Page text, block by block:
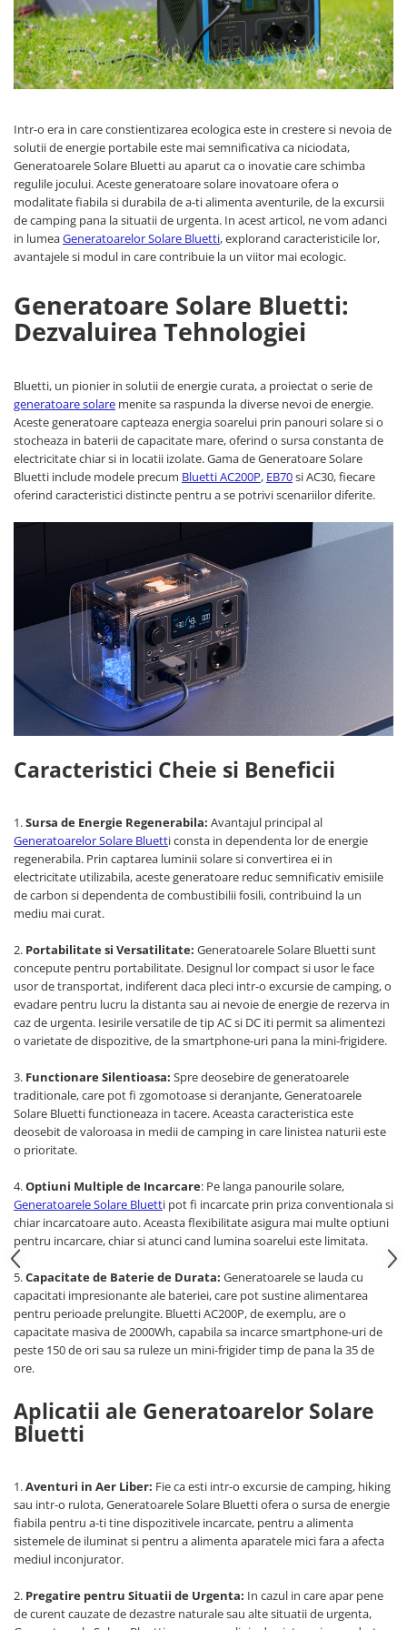
Oscal
Xtorm
Vezi toate statiile
Accesorii Statii de Alimentare
Cauta dupa capacitate
Pana in 1000W
Intre 1000-2000W
Intre 2000-3000W
Peste 3000W
Cauta dupa marca
EcoFlow
Anker
Oscal
Toate generatoarele
Panouri Solare Pliabile
Cauta dupa marca
Bluetti
EcoFlow
Pecron
Toate panourile portabile
Kituri solare pentru balcon
Frigidere Portabile
Componente Fotovoltaice
Incarcatoare solare MPPT
Interfete si cabluri
Cabluri panouri fotovoltaice
Cabluri pentru echipamente
fotovoltaice
Protectii si izolatoare de baterii
Accesorii
Monitorizare si control
Convertoare DC - DC
Invertoare Off-grid
Incarcatoare de retea
Acumulatori de stocare
Componente sisteme de balcon
Iluminat solar
Acumulatori
Acumulatori Standard Plumb
Acumulatori Litiu
Acumulatori Gel
Acumulatori Moto
Electronice
Invertoare Tensiune
Roboti Pornire Auto
Statii de incarcare vehicule
UPS Centrale Termice
Scule si aparate
Instrumente de masura
Anemometre
Clampmetre
Multimetre Portabile
Intr-o era in care constientizarea ecologica este in crestere si nevoia de
solutii de energie portabile este mai semnificativa ca niciodata,
Generatoarele Solare Bluetti au aparut ca o inovatie care schimba
regulile jocului. Aceste generatoare solare inovatoare ofera o
modalitate fiabila si durabila de a-ti alimenta aventurile, de la excursii
de camping pana la situatii de urgenta. In acest articol, ne vom adanci
in lumeaGeneratoarelor Solare Bluetti, explorand caracteristicile lor,
avantajele si modul in care contribuie la un viitor mai ecologic.
Generatoare Solare Bluetti:
Dezvaluirea Tehnologiei
Bluetti, un pionier in solutii de energie curata, a proiectat o serie de
generatoare solare menite sa raspunda la diverse nevoi de energie.
Aceste generatoare capteaza energia soarelui prin panouri solare si o
stocheaza in baterii de capacitate mare, oferind o sursa constanta de
electricitate chiar si in locatii izolate. Gama de Generatoare Solare
Bluetti include modele precum Bluetti AC200P, EB70si AC30, fiecare
oferind caracteristici distincte pentru a se potrivi scenariilor diferite.
Caracteristici Cheie si Beneficii
1.Sursa de Energie Regenerabila: Avantajul principal al
Generatoarelor Solare Bluetti consta in dependenta lor de energie
regenerabila. Prin captarea luminii solare si convertirea ei in
electricitate utilizabila, aceste generatoare reduc semnificativ emisiile
de carbon si dependenta de combustibilii fosili, contribuind la un
mediu mai curat.
2. Portabilitate si Versatilitate: Generatoarele Solare Bluetti sunt
concepute pentru portabilitate. Designul lor compact si usor le face
usor de transportat, indiferent daca pleci intr-o excursie de camping, o
evadare pentru lucru la distanta sau ai nevoie de energie de rezerva in
caz de urgenta. Iesirile versatile de tip AC si DC iti permit sa alimentezi
o varietate de dispozitive, de la smartphone-uri pana la mini-frigidere.
3. Functionare Silentioasa: Spre deosebire de generatoarele
traditionale, care pot fi zgomotoase si deranjante, Generatoarele
Solare Bluetti functioneaza in tacere. Aceasta caracteristica este
deosebit de valoroasa in medii de camping in care linistea naturii este
o prioritate.
4.Optiuni Multiple de Incarcare: Pe langa panourile solare,
Generatoarele Solare Bluetti pot fi incarcate prin priza conventionala si
chiar incarcatoare auto. Aceasta flexibilitate asigura mai multe optiuni
pentru incarcare, chiar si atunci cand lumina soarelui este limitata.
5.Capacitate de Baterie de Durata: Generatoarele se lauda cu
capacitati impresionante ale bateriei, care pot sustine alimentarea
pentru perioade prelungite. Bluetti AC200P, de exemplu, are o
capacitate masiva de 2000Wh, capabila sa incarce smartphone-uri de
peste 150 de ori sau sa ruleze un mini-frigider timp de pana la 35 de
ore.
Aplicatii ale Generatoarelor Solare
Bluetti
1.Aventuri in Aer Liber: Fie ca esti intr-o excursie de camping, hiking
sau intr-o rulota, Generatoarele Solare Bluetti ofera o sursa de energie
fiabila pentru a-ti tine dispozitivele incarcate, pentru a alimenta
sistemele de iluminat si pentru a alimenta aparatele mici fara a afecta
mediul inconjurator.
2. Pregatire pentru Situatii de Urgenta: In cazul in care apar pene
de curent cauzate de dezastre naturale sau alte situatii de urgenta,